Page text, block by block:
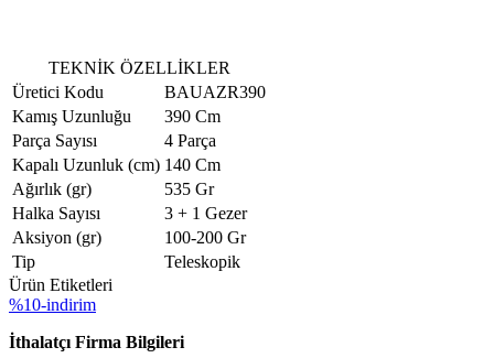
TEKNİK ÖZELLİKLER
Üretici Kodu
BAUAZR390
Kamış Uzunluğu
390 Cm
Parça Sayısı
4 Parça
Kapalı Uzunluk (cm) 140 Cm
Ağırlık (gr)
535 Gr
Halka Sayısı
3 + 1 Gezer
Aksiyon (gr)
100-200 Gr
Tip
Teleskopik
Ürün Etiketleri
%10-indirim
İthalatçı Firma Bilgileri